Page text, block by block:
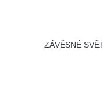
ZÁVĚSNÉ